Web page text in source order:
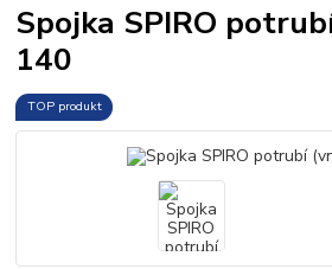
Spojka SPIRO
140
TOP produkt